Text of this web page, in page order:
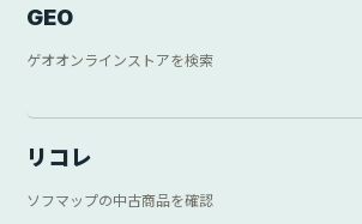
GEO
ゲオオンラインストアを検索
リコレ
ソフマップの中古商品を確認